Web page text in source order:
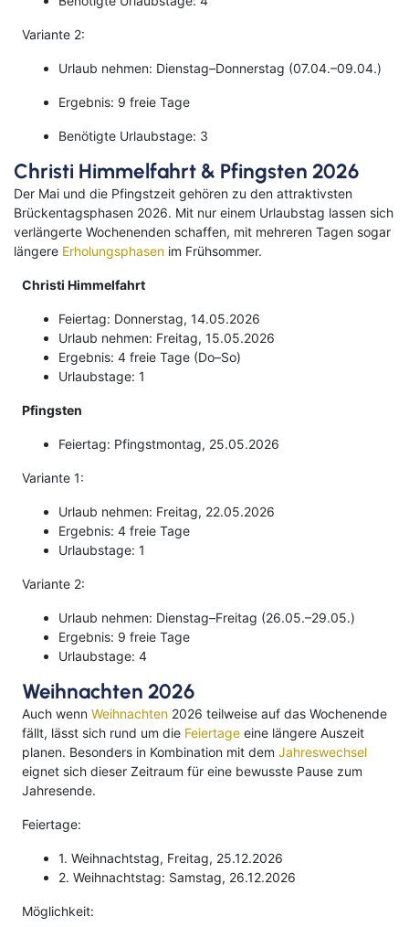
Variante 2:
Urlaub nehmen: Dienstag–Donnerstag (07.04.–09.04.)
Ergebnis: 9 freie Tage
Benötigte Urlaubstage: 3
Christi Himmelfahrt & Pfingsten 2026
Der Mai und die Pfingstzeit gehören zu den attraktivsten
Brückentagsphasen 2026. Mit nur einem Urlaubstag lassen sich
verlängerte Wochenenden schaffen, mit mehreren Tagen sogar
längere Erholungsphasen im Frühsommer.
Christi Himmelfahrt
Feiertag: Donnerstag, 14.05.2026
Urlaub nehmen: Freitag, 15.05.2026
Ergebnis: 4 freie Tage (Do–So)
Urlaubstage: 1
Pfingsten
Feiertag: Pfingstmontag, 25.05.2026
Variante 1:
Urlaub nehmen: Freitag, 22.05.2026
Ergebnis: 4 freie Tage
Urlaubstage: 1
Variante 2:
Urlaub nehmen: Dienstag–Freitag (26.05.–29.05.)
Ergebnis: 9 freie Tage
Urlaubstage: 4
Weihnachten 2026
Auch wenn Weihnachten 2026 teilweise auf das Wochenende
fällt, lässt sich rund um die Feiertage eine längere Auszeit
planen. Besonders in Kombination mit dem Jahreswechsel
eignet sich dieser Zeitraum für eine bewusste Pause zum
Jahresende.
Feiertage:
1. Weihnachtstag, Freitag, 25.12.2026
2. Weihnachtstag: Samstag, 26.12.2026
Möglichkeit: